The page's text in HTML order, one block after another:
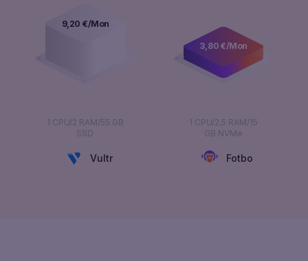
9,20 €/Mon
1 CPU/2 RAM/55 GB
SSD
Vultr
3,80 €/Mon
1 CPU/2,5 RAM/15
GB NVMe
Fotbo